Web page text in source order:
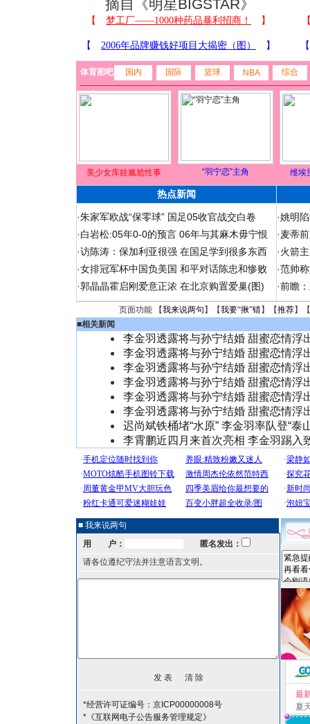
摘自《明星BIGSTAR》
体育图吧 国内 国际 篮球 NBA 综合
美少女库娃尴尬性事 “羽宁恋”主角 维埃
热点新闻
·朱家军欧战“保零球” 国足05收官战交白卷
·白岩松:05年0-0的预言 06年与其麻木毋宁恨
·访陈涛：保加利亚很强 在国足学到很多东西
·女排冠军杯中国负美国 和平对话陈忠和惨败
·郭晶晶霍启刚爱意正浓 在北京购置爱巢(图)
·姚明
·麦蒂
·火箭
·范帅
·前瞻
页面功能 【我来说两句 】【我要“揪”错】【推荐】
■相关新闻
李金羽透露将与孙宁结婚 甜蜜恋情浮
李金羽透露将与孙宁结婚 甜蜜恋情浮
李金羽透露将与孙宁结婚 甜蜜恋情浮
李金羽透露将与孙宁结婚 甜蜜恋情浮
李金羽透露将与孙宁结婚 甜蜜恋情浮
李金羽透露将与孙宁结婚 甜蜜恋情浮
迟尚斌铁桶堵“水原” 李金羽率队登“泰
李霄鹏近四月来首次亮相 李金羽踢入
■ 我来说两句
用 户：
匿名发出：
请各位遵纪守法并注意语言文明。
*经营许可证编号：京ICP00000008号
*《互联网电子公告服务管理规定》
最
夏